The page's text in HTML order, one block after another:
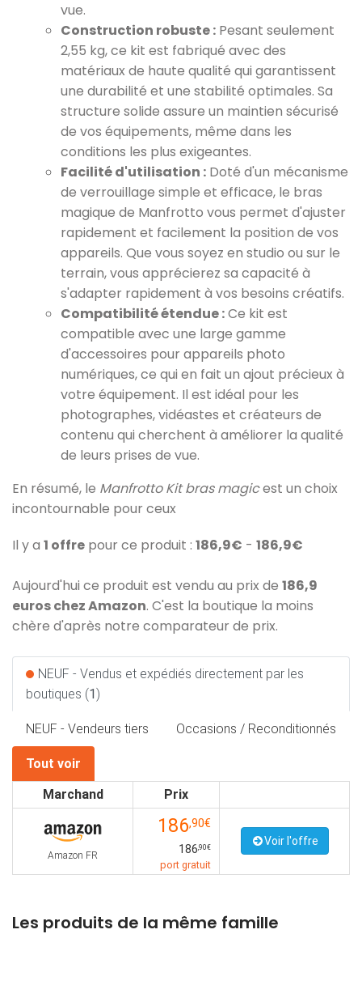
vue.
Construction robuste : Pesant seulement
2,55 kg, ce kit est fabriqué avec des
matériaux de haute qualité qui garantissent
une durabilité et une stabilité optimales. Sa
structure solide assure un maintien sécurisé
de vos équipements, même dans les
conditions les plus exigeantes.
Facilité d'utilisation : Doté d'un mécanisme
de verrouillage simple et efficace, le bras
magique de Manfrotto vous permet d'ajuster
rapidement et facilement la position de vos
appareils. Que vous soyez en studio ou sur le
terrain, vous apprécierez sa capacité à
s'adapter rapidement à vos besoins créatifs.
Compatibilité étendue :Ce kit est
compatible avec une large gamme
d'accessoires pour appareils photo
numériques, ce qui en fait un ajout précieux à
votre équipement. Il est idéal pour les
photographes, vidéastes et créateurs de
contenu qui cherchent à améliorer la qualité
de leurs prises de vue.
En résumé, le Manfrotto Kit bras magicest un choix
incontournable pour ceux
Il y a 1 offre pour ce produit : 186,9€ - 186,9€
Aujourd'hui ce produit est vendu au prix de 186,9
euros chez Amazon. C'est la boutique la moins
chère d'après notre comparateur de prix.
NEUF - Vendus et expédiés directement par les
boutiques (1)
NEUF - Vendeurs tiers Occasions / Reconditionnés
Tout voir
Marchand
Prix
Amazon FR
186,90€
186,90€
port gratuit
Voir l'offre
Les produits de la même famille